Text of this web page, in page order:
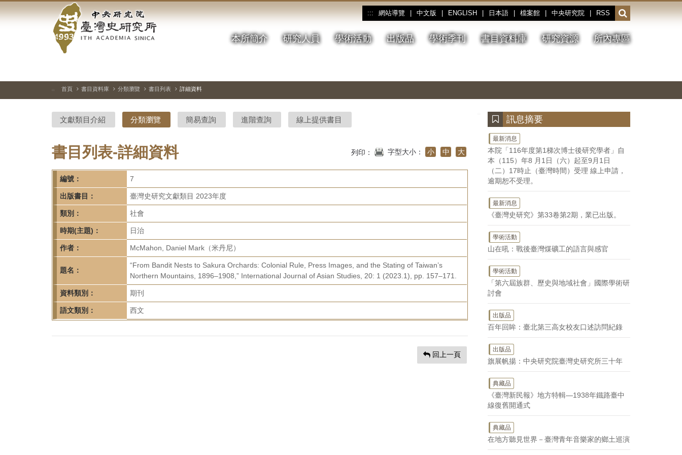
到
中
央
研
院-
臺
灣
史
研
究
所-
首
頁
::: 網站導覽 中文版 ENGLISH 日本語 檔案館 中央研究院 RSS
開
啟
或
收
本所簡介 研究人員 學術活動 出版品 學術季刊 書目資料庫 研究資源 所內專區
停、
圖
圖
結
::: 首頁 書目資料庫 分類瀏覽 書目列表 詳細資料
文獻類目介紹 分類瀏覽 簡易查詢 進階查詢 線上提供書目
書目列表-詳細資料 列印： 字型大小： 小 中 大
編號： 7
出版書目： 臺灣史研究文獻類目 2023年度
類別： 社會
時期(主題)： 日治
作者： McMahon, Daniel Mark（米丹尼）
題名：
“From Bandit Nests to Sakura Orchards: Colonial Rule, Press Images, and the Stating of Taiwan’s
Northern Mountains, 1896–1908,” International Journal of Asian Studies, 20: 1 (2023.1), pp. 157–171.
資料類別： 期刊
語文類別： 西文
回上一頁
訊息摘要
最新消息
本院「116年度第1梯次博士後研究學者」自
本（115）年8 月1日（六）起至9月1日
（二）17時止（臺灣時間）受理 線上申請，
逾期恕不受理。
最新消息
《臺灣史研究》第33卷第2期，業已出版。
學術活動
山在吼：戰後臺灣煤礦工的語言與感官
學術活動
「第六屆族群、歷史與地域社會」國際學術研
討會
出版品
百年回眸：臺北第三高女校友口述訪問紀錄
出版品
旗展帆揚：中央研究院臺灣史研究所三十年
典藏品
《臺灣新民報》地方特輯—1938年鐵路臺中
線復舊開通式
典藏品
在地方聽見世界－臺灣青年音樂家的鄉土巡演